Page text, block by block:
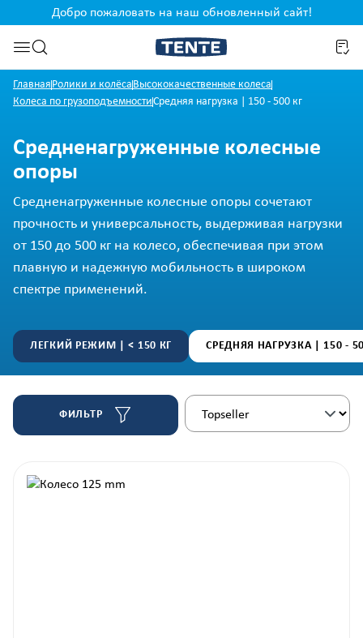
Перейти к поиску
Добро пожаловать на наш обновленный сайт!
Главная Ролики и колёса Высококачественные колеса
Колеса по грузоподъемностиСредняя нагрузка | 150 - 500 кг
Средненагруженные колесные
опоры
Средненагруженные колесные опоры сочетают
прочность и универсальность, выдерживая нагрузки
от 150 до 500 кг на колесо, обеспечивая при этом
плавную и надежную мобильность в широком
спектре применений.
ЛЕГКИЙ РЕЖИМ | < 150 КГ СРЕДНЯЯ НАГРУЗКА | 150 -
ФИЛЬТР